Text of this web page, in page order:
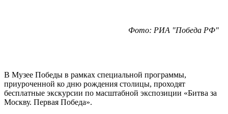
Фото: РИА "Победа РФ"
В Музее Победы в рамках специальной программы,
приуроченной ко дню рождения столицы, проходят
бесплатные экскурсии по масштабной экспозиции «Битва за
Москву. Первая Победа».